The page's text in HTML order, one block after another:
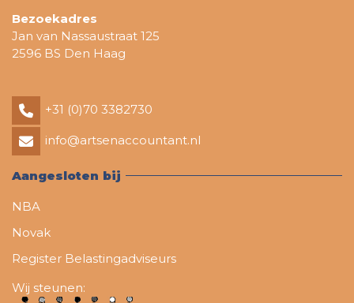
Bezoekadres
Jan van Nassaustraat 125
2596 BS Den Haag
+31 (0)70 3382730
info@artsenaccountant.nl
Aangesloten bij
NBA
Novak
Register Belastingadviseurs
Wij steunen: